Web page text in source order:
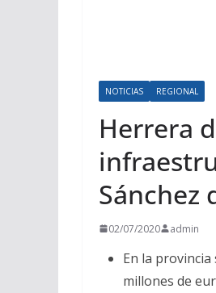
NOTICIAS REGIONAL
Herrera
Sánchez
02/07/2020 admin
En la
millones de